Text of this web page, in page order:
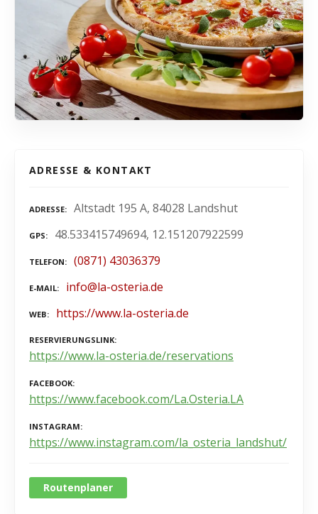
ADRESSE & KONTAKT
ADRESSE Altstadt 195 A, 84028 Landshut
GPS 48.533415749694, 12.151207922599
TELEFON (0871) 43036379
E-MAIL info@la-osteria.de
WEB https://www.la-osteria.de
RESERVIERUNGSLINK
https://www.la-osteria.de/reservations
FACEBOOK
https://www.facebook.com/La.Osteria.LA
INSTAGRAM
https://www.instagram.com/la_osteria_landshut/
Routenplaner